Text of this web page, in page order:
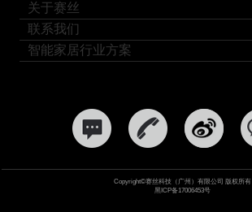
关于赛丝
联系我们
智能家居行业方案
Copyright©赛丝科技（广州）有限公司 版权所有
黑ICP备17006453号